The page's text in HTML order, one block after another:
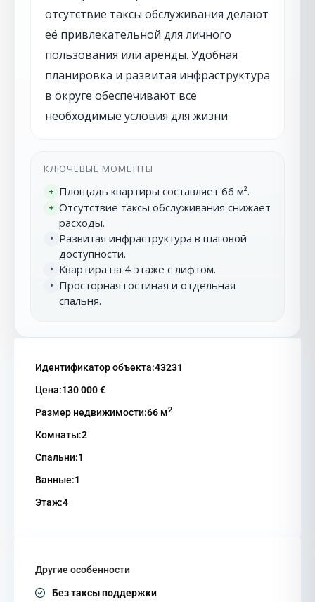
отсутствие таксы обслуживания делают
её привлекательной для личного
пользования или аренды. Удобная
планировка и развитая инфраструктура
в округе обеспечивают все
необходимые условия для жизни.
КЛЮЧЕВЫЕ МОМЕНТЫ
+ Площадь квартиры составляет 66 м².
+ Отсутствие таксы обслуживания снижает
расходы.
• Развитая инфраструктура в шаговой
доступности.
• Квартира на 4 этаже с лифтом.
• Просторная гостиная и отдельная
спальня.
Идентификатор объекта:43231
Цена:130 000 €
Размер недвижимости:66 м2
Комнаты:2
Спальни:1
Ванные:1
Этаж:4
Другие особенности
Без таксы поддержки